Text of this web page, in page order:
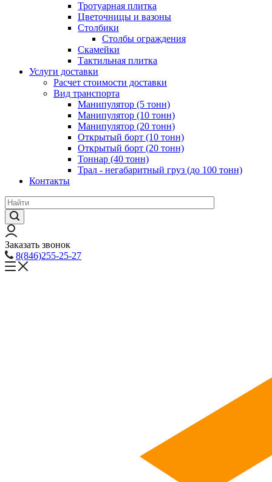
Тротуарная плитка
Цветочницы и вазоны
Столбики
Столбы ограждения
Скамейки
Тактильная плитка
Услуги доставки
Расчет стоимости доставки
Вид транспорта
Манипулятор (5 тонн)
Манипулятор (10 тонн)
Манипулятор (20 тонн)
Открытый борт (10 тонн)
Открытый борт (20 тонн)
Тоннар (40 тонн)
Трал - негабаритный груз (до 100 тонн)
Контакты
Заказать звонок
8(846)255-25-27